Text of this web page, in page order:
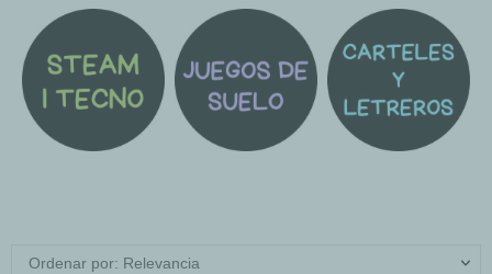
Ordenar por: Relevancia